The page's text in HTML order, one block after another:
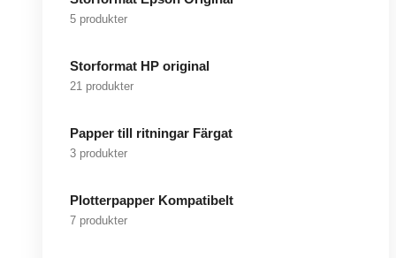
5 produkter
Storformat HP original
21 produkter
Papper till ritningar Färgat
3 produkter
Plotterpapper Kompatibelt
7 produkter